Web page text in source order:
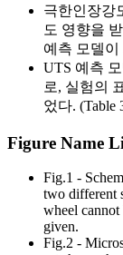
극한인장강
도 영향을
예측 모델이
UTS 예측
로, 실험의
었다. (Table
Figure Name
Fig.1 -
two different
wheel cannot
given.
Fig.2 -